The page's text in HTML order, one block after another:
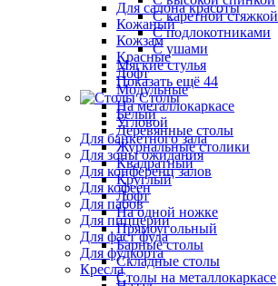
С каретной стяжкой
С подлокотниками
С ушами
Мягкие стулья
Показать ещё 44
Столы
Белый
Деревянные столы
Журнальные столики
Квадратный
Круглый
Лофт
На одной ножке
Прямоугольный
Барные столы
Складные столы
Столы на металлокаркасе
Для салона красоты
Кожаный
Кожзам
Красные
Лофт
Модульные
На металлокаркасе
Угловой
Для банкетного зала
Для зоны ожидания
Для конференц залов
Для кофеен
Для пабов
Для пиццерии
Для фаст фуда
Для фудкорта
Кресла